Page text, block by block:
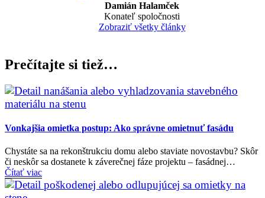
Damián Halamček
Konateľ spoločnosti
Zobraziť všetky články
Prečítajte si tiež…
Vonkajšia omietka postup: Ako správne omietnuť fasádu
Chystáte sa na rekonštrukciu domu alebo staviate novostavbu? Skôr
či neskôr sa dostanete k záverečnej fáze projektu – fasádnej…
Čítať viac